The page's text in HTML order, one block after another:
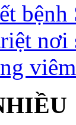
nơi